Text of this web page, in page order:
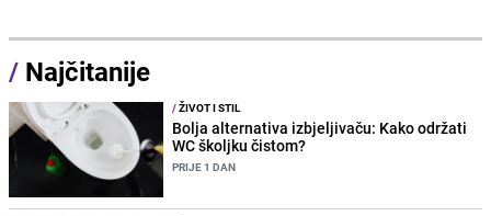
/ Najčitanije
/ŽIVOT I STIL
Bolja alternativa izbjeljivaču: Kako održati
WC školjku čistom?
PRIJE 1 DAN